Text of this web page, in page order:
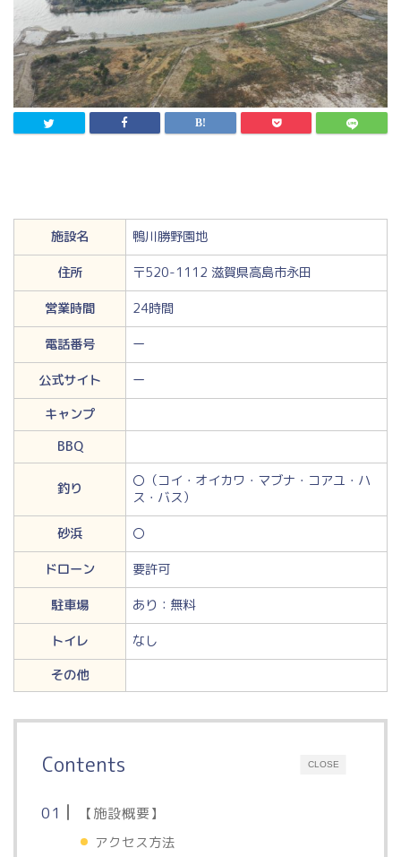
施設名
鴨川勝野園地
住所
〒520-1112 滋賀県高島市永田
営業時間
24時間
電話番号
ー
公式サイト
ー
キャンプ
BBQ
釣り
〇（コイ・オイカワ・マブナ・コアユ・ハ
ス・バス）
砂浜
〇
ドローン
要許可
駐車場
あり：無料
トイレ
なし
その他
CLOSE
Contents
【施設概要】
アクセス方法